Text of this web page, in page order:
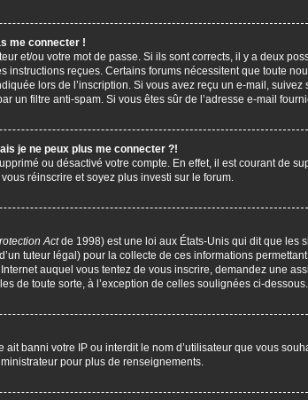
me connecter !
et/ou votre mot de passe. Si ils sont corrects, il y a deux
instructions reçues. Certains forums nécessitent que toute
lors de l’inscription. Si vous avez reçu un e-mail,
un filtre anti-spam. Si vous êtes sûr de l’adresse e-mail
je ne peux plus me connecter ?!
ou désactivé votre compte. En effet, il est courant
réinscrire et soyez plus investi sur le forum.
Actde 1998) est une loi aux États-Unis qui dit que les
tuteur légal) pour la collecte de ces informations
auquel vous tentez de vous inscrire, demandez une
de toute sorte, à l’exception de celles soulignées ci-dessous.
ait banni votre IP ou interdit le nom d’utilisateur que vous
pour plus de renseignements.